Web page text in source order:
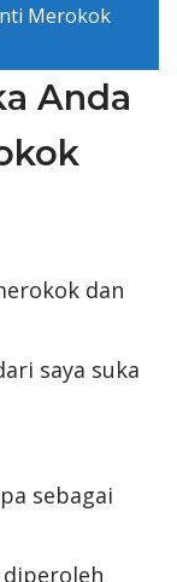
Merokok
Anda
dan
saya suka
sebagai